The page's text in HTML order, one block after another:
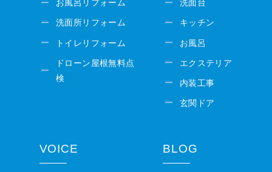
お風呂リフォーム
洗面所リフォーム
トイレリフォーム
ドローン屋根無料点
検
洗面台
キッチン
お風呂
エクステリア
内装工事
玄関ドア
VOICE BLOG